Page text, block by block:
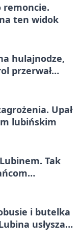
remoncie.
ten widok
hulajnodze,
przerwał
Upał
lubińskim
Tak
i butelka
usłyszał